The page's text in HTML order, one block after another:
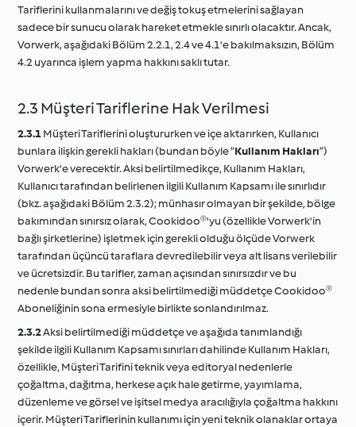
Tariflerini kullanmalarını ve değiş tokuş etmelerini sağlayan
sadece bir sunucu olarak hareket etmekle sınırlı olacaktır. Ancak,
Vorwerk, aşağıdaki Bölüm 2.2.1, 2.4 ve 4.1'e bakılmaksızın, Bölüm
4.2 uyarınca işlem yapma hakkını saklı tutar.
2.3 Müşteri Tariflerine Hak Verilmesi
2.3.1Müşteri Tariflerini oluştururken ve içe aktarırken, Kullanıcı
bunlara ilişkin gerekli hakları (bundan böyle “Kullanım Hakları”)
Vorwerk'e verecektir. Aksi belirtilmedikçe, Kullanım Hakları,
Kullanıcı tarafından belirlenen ilgili Kullanım Kapsamı ile sınırlıdır
(bkz. aşağıdaki Bölüm 2.3.2); münhasır olmayan bir şekilde, bölge
bakımından sınırsız olarak, Cookidoo®'yu (özellikle Vorwerk'in
bağlı şirketlerine) işletmek için gerekli olduğu ölçüde Vorwerk
tarafından üçüncü taraflara devredilebilir veya alt lisans verilebilir
ve ücretsizdir. Bu tarifler, zaman açısından sınırsızdır ve bu
nedenle bundan sonra aksi belirtilmediği müddetçe Cookidoo®
Aboneliğinin sona ermesiyle birlikte sonlandırılmaz.
2.3.2Aksi belirtilmediği müddetçe ve aşağıda tanımlandığı
şekilde ilgili Kullanım Kapsamı sınırları dahilinde Kullanım Hakları,
özellikle, Müşteri Tarifini teknik veya editoryal nedenlerle
çoğaltma, dağıtma, herkese açık hale getirme, yayımlama,
düzenleme ve görsel ve işitsel medya aracılığıyla çoğaltma hakkını
içerir. Müşteri Tariflerinin kullanımı için yeni teknik olanaklar ortaya